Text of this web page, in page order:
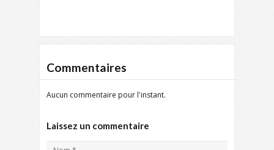
Commentaires
Aucun commentaire pour l'instant.
Laissez un commentaire